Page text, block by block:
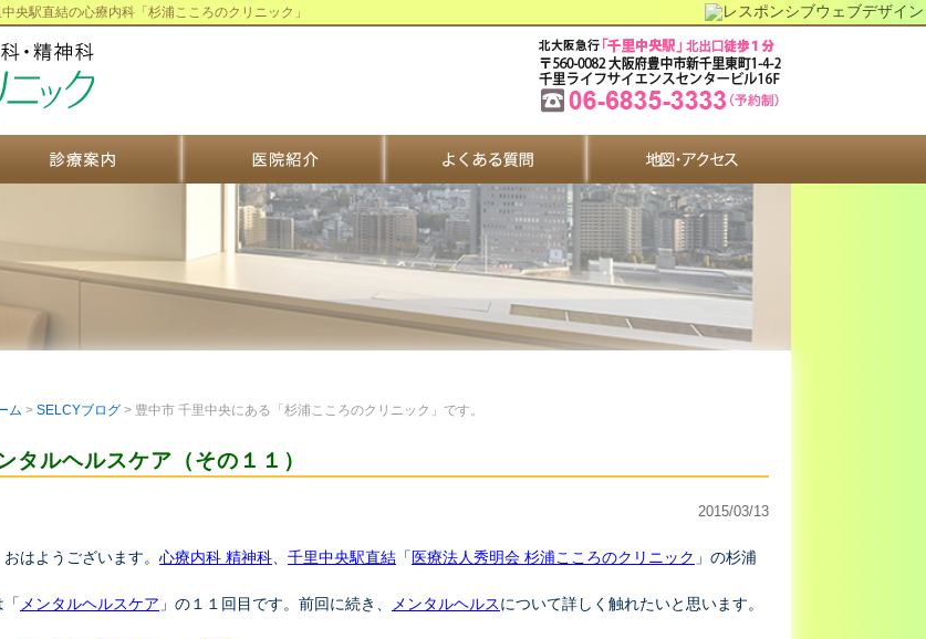
央駅直結の心療内科「杉浦こころのクリニック」
ム > SELCYブログ > 豊中市 千里中央にある「杉浦こころのクリニック」です。
タルヘルスケア（その１１）
2015/03/13
はようございます。 心療内科 精神科 千里中央駅直結 「 医療法人秀明会 杉浦こころのクリニック 」の杉浦
メンタルヘルスケア 」の１１回目です。前回に続き、 メンタルヘルスについて詳しく触れたいと思います。